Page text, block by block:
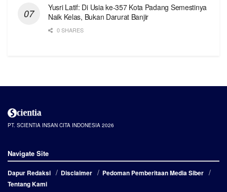
Yusri Latif: Di Usia ke-357 Kota Padang Semestinya
Naik Kelas, Bukan Darurat Banjir
0 SHARES
PT. SCIENTIA INSAN CITA INDONESIA 2026
Navigate Site
Dapur Redaksi Disclaimer
Pedoman Pemberitaan Media Siber
Tentang Kami